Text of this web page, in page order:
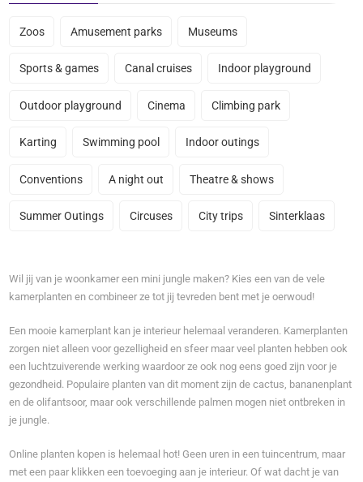
Zoos Amusement parks Museums
Sports & games Canal cruises Indoor playground
Outdoor playground Cinema Climbing park
Karting Swimming pool Indoor outings
Conventions A night out Theatre & shows
Summer Outings Circuses City trips Sinterklaas
Wil jij van je woonkamer een mini jungle maken? Kies een van de vele
kamerplanten en combineer ze tot jij tevreden bent met je oerwoud!
Een mooie kamerplant kan je interieur helemaal veranderen. Kamerplanten
zorgen niet alleen voor gezelligheid en sfeer maar veel planten hebben ook
een luchtzuiverende werking waardoor ze ook nog eens goed zijn voor je
gezondheid. Populaire planten van dit moment zijn de cactus, bananenplant
en de olifantsoor, maar ook verschillende palmen mogen niet ontbreken in
je jungle.
Online planten kopen is helemaal hot! Geen uren in een tuincentrum, maar
met een paar klikken een toevoeging aan je interieur. Of wat dacht je van